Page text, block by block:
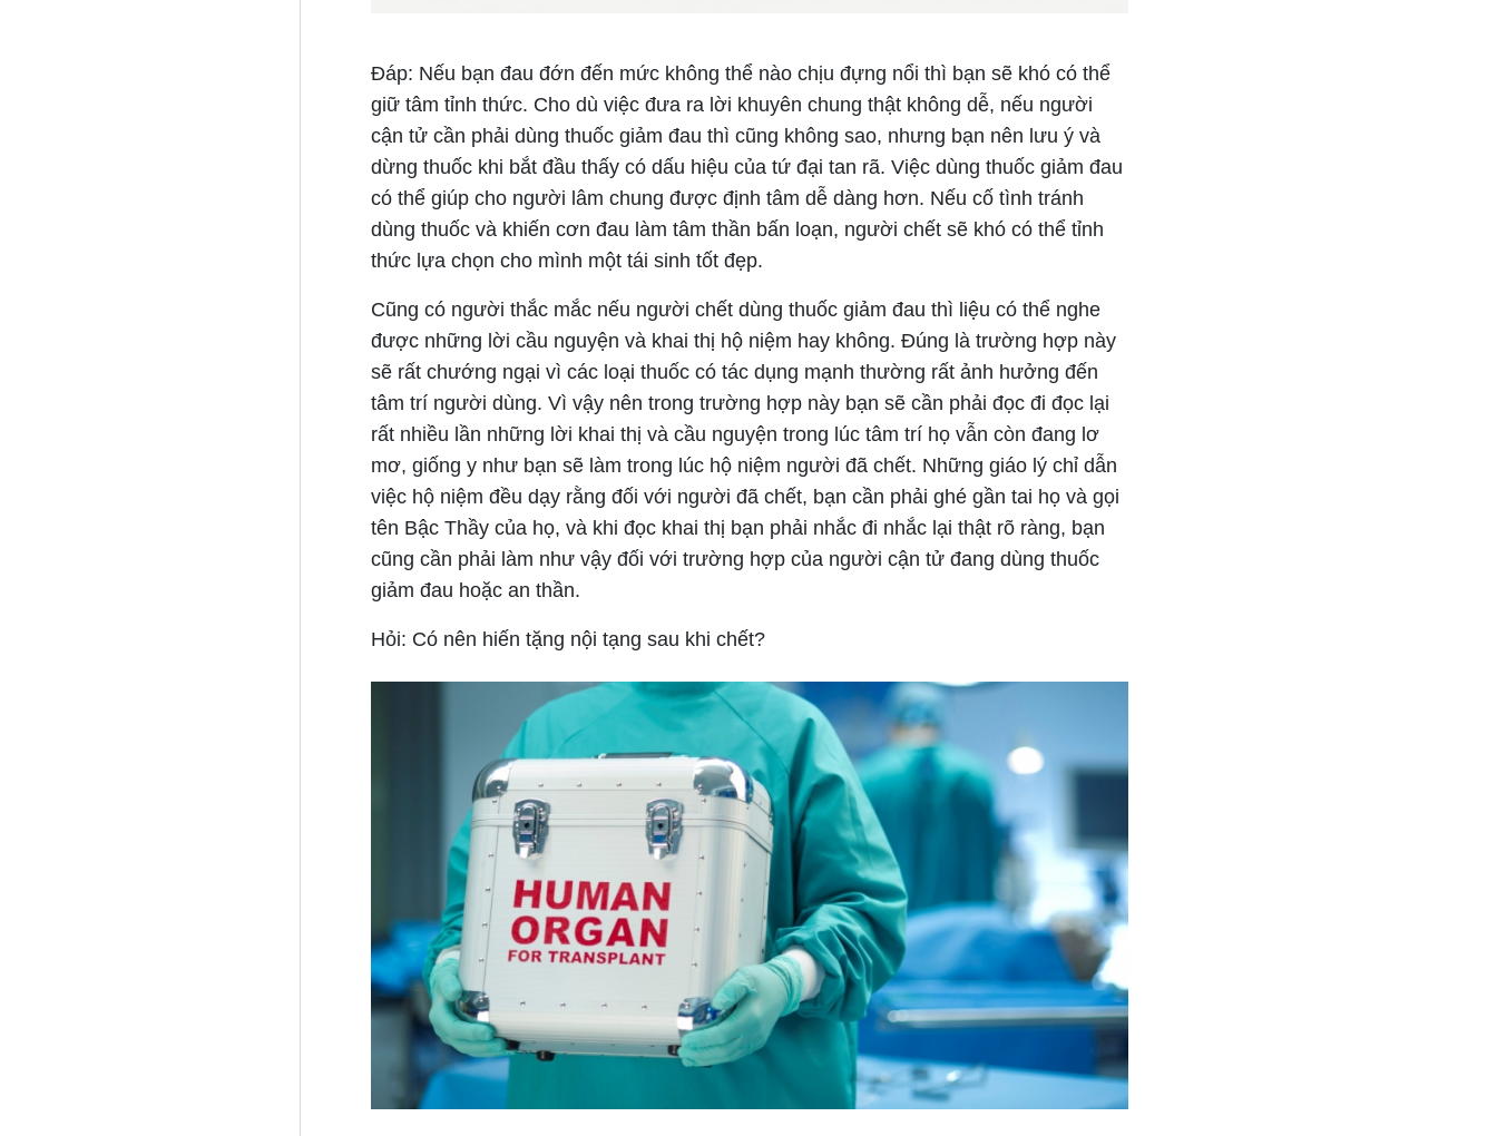
Đáp: Nếu bạn đau đớn đến mức không thể nào chịu đựng nổi thì bạn sẽ khó có thể
giữ tâm tỉnh thức. Cho dù việc đưa ra lời khuyên chung thật không dễ, nếu người
cận tử cần phải dùng thuốc giảm đau thì cũng không sao, nhưng bạn nên lưu ý và
dừng thuốc khi bắt đầu thấy có dấu hiệu của tứ đại tan rã. Việc dùng thuốc giảm đau
có thể giúp cho người lâm chung được định tâm dễ dàng hơn. Nếu cố tình tránh
dùng thuốc và khiến cơn đau làm tâm thần bấn loạn, người chết sẽ khó có thể tỉnh
thức lựa chọn cho mình một tái sinh tốt đẹp.
Cũng có người thắc mắc nếu người chết dùng thuốc giảm đau thì liệu có thể nghe
được những lời cầu nguyện và khai thị hộ niệm hay không. Đúng là trường hợp này
sẽ rất chướng ngại vì các loại thuốc có tác dụng mạnh thường rất ảnh hưởng đến
tâm trí người dùng. Vì vậy nên trong trường hợp này bạn sẽ cần phải đọc đi đọc lại
rất nhiều lần những lời khai thị và cầu nguyện trong lúc tâm trí họ vẫn còn đang lơ
mơ, giống y như bạn sẽ làm trong lúc hộ niệm người đã chết. Những giáo lý chỉ dẫn
việc hộ niệm đều dạy rằng đối với người đã chết, bạn cần phải ghé gần tai họ và gọi
tên Bậc Thầy của họ, và khi đọc khai thị bạn phải nhắc đi nhắc lại thật rõ ràng, bạn
cũng cần phải làm như vậy đối với trường hợp của người cận tử đang dùng thuốc
giảm đau hoặc an thần.
Hỏi: Có nên hiến tặng nội tạng sau khi chết?